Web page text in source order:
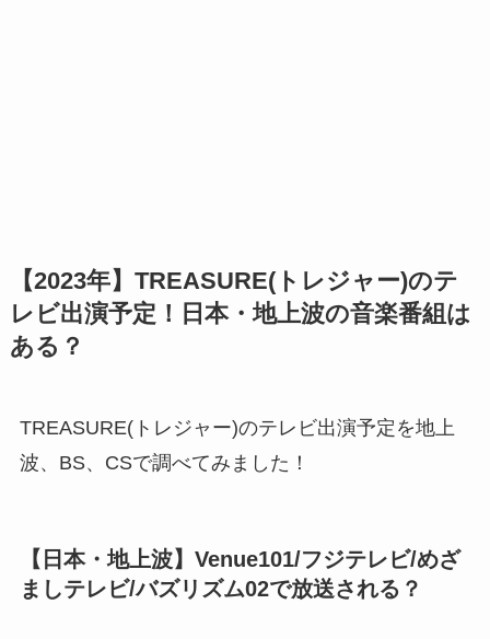
【2023年】TREASURE(トレジャー)のテ
レビ出演予定！日本・地上波の音楽番組は
ある？
TREASURE(トレジャー)のテレビ出演予定を地上
波、BS、CSで調べてみました！
【日本・地上波】Venue101/フジテレビ/めざ
ましテレビ/バズリズム02で放送される？